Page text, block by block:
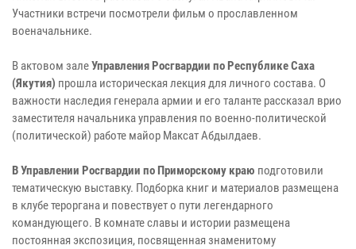
Участники встречи посмотрели фильм о прославленном
военачальнике.
В актовом залеУправления Росгвардии по Республике Саха
(Якутия) прошла историческая лекция для личного состава. О
важности наследия генерала армии и его таланте рассказал врио
заместителя начальника управления по военно-политической
(политической) работе майор Максат Абдылдаев.
В Управлении Росгвардии по Приморскому краю подготовили
тематическую выставку. Подборка книг и материалов размещена
в клубе тероргана и повествует о пути легендарного
командующего. В комнате славы и истории размещена
постоянная экспозиция, посвященная знаменитому